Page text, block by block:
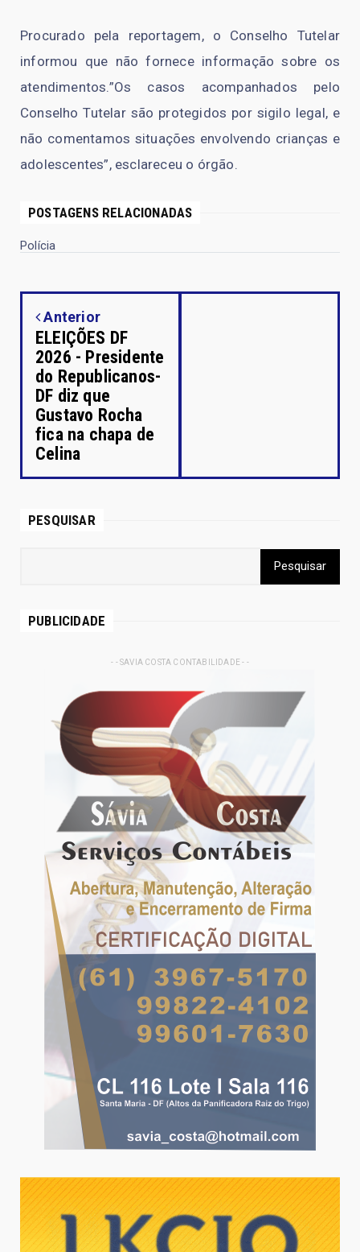
Procurado pela reportagem, o Conselho Tutelar
informou que não fornece informação sobre os
atendimentos.”Os casos acompanhados pelo
Conselho Tutelar são protegidos por sigilo legal, e
não comentamos situações envolvendo crianças e
adolescentes”, esclareceu o órgão.
POSTAGENS RELACIONADAS
Polícia
Anterior
ELEIÇÕES DF
2026 - Presidente
do Republicanos-
DF diz que
Gustavo Rocha
fica na chapa de
Celina
PESQUISAR
PUBLICIDADE
- - SAVIA COSTA CONTABILIDADE - -